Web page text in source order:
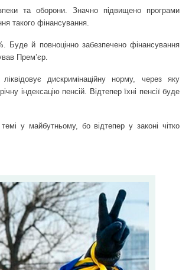
та оборони. Значно підвищено програми
такого фінансування.
й повноцінно забезпечено фінансування
Прем’єр.
дискримінаційну норму, через яку
індексацію пенсій. Відтепер їхні пенсії буде
у майбутньому, бо відтепер у законі чітко